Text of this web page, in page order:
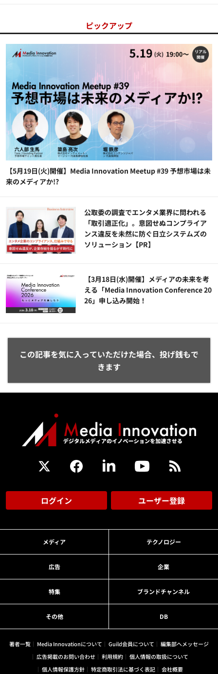
ピックアップ
【5月19日(火)開催】Media Innovation Meetup #39 予想市場は未
来のメディアか!?
公​​取委の調査でエンタメ業界に問われる
「取引適正化」。意図せぬコンプライア
ンス違反を未然に防ぐ日立システムズの
ソリューション​【PR】
【3月18日(水)開催】メディアの未来を考
える「Media Innovation Conference 20
26」申し込み開始！
この記事を気に入っていただけた場合、投げ銭もで
きます
ログイン ユーザー登録
メディア テクノロジー
広告 企業
特集 ブランドチャンネル
その他 DB
著者一覧 Media Innovationについて Guild会員について
編集部へメッセージ
広告掲載のお問い合わせ
利用規約
個人情報の取扱について
個人情報保護方針
特定商取引法に基づく表記 会社概要